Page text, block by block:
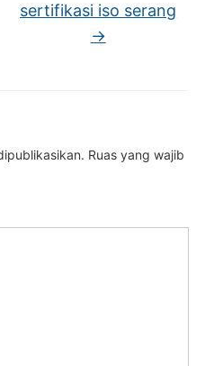
sertifikasi iso serang
→
Ruas yang wajib